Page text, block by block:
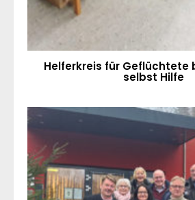
Helferkreis für Geflüchtete
selbst Hilfe